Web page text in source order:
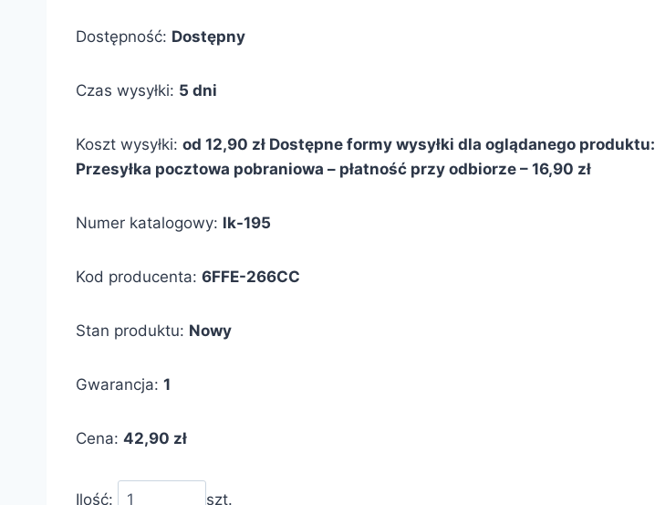
Dostępność: Dostępny
Czas wysyłki: 5 dni
Koszt wysyłki: od 12,90 zł Dostępne formy wysyłki dla oglądanego produktu:
Przesyłka pocztowa pobraniowa – płatność przy odbiorze – 16,90 zł
Numer katalogowy: lk-195
Kod producenta: 6FFE-266CC
Stan produktu: Nowy
Gwarancja: 1
Cena: 42,90 zł
Ilość:
szt.